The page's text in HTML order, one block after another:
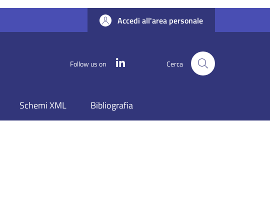
Accedi all'area personale
Follow us on Cerca
Schemi XML Bibliografia